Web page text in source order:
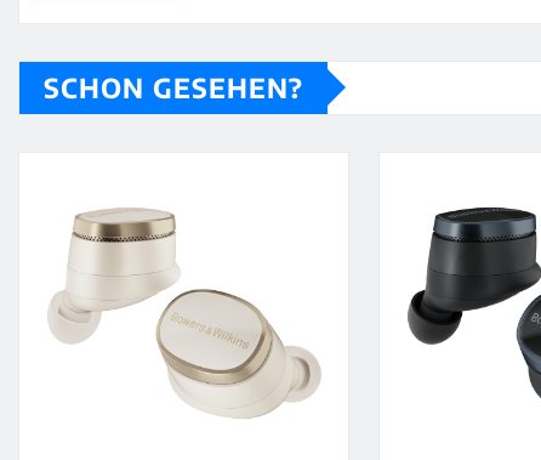
SCHON GESEHEN?